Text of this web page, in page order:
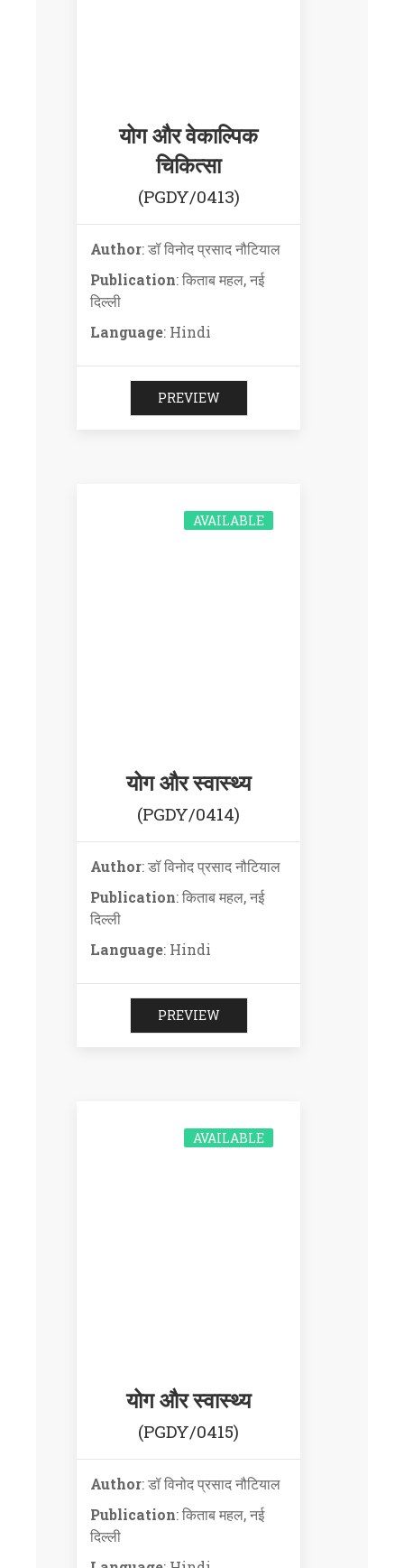
योग और वेकाल्पिक
चिकित्सा
(PGDY/0413)
Author: डॉ विनोद प्रसाद नौटियाल
Publication: किताब महल, नई
दिल्ली
Language: Hindi
PREVIEW
योग और स्वास्थ्य
(PGDY/0414)
AVAILABLE
Author: डॉ विनोद प्रसाद नौटियाल
Publication: किताब महल, नई
दिल्ली
Language: Hindi
PREVIEW
योग और स्वास्थ्य
(PGDY/0415)
AVAILABLE
Author: डॉ विनोद प्रसाद नौटियाल
Publication: किताब महल, नई
दिल्ली